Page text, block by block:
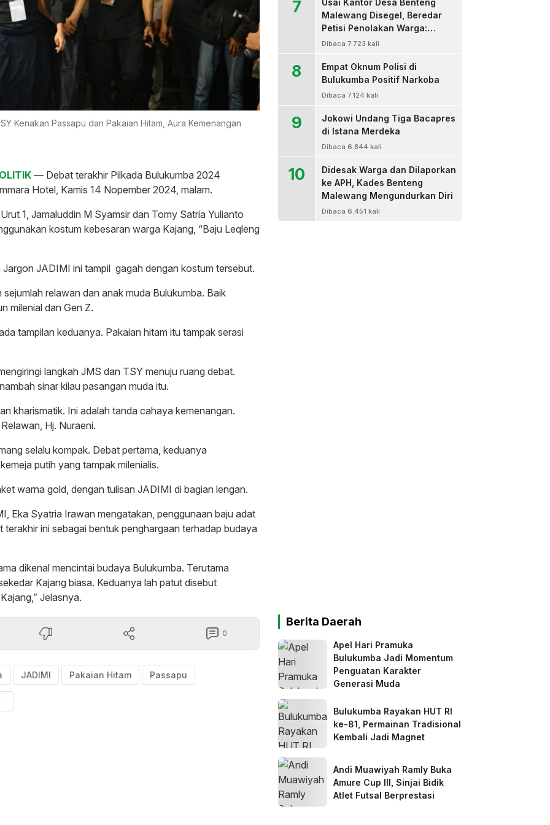
Kenakan Passapu dan Pakaian Hitam, Aura Kemenangan
— Debat terakhir Pilkada Bulukumba 2024
Hotel, Kamis 14 Nopember 2024, malam.
1, Jamaluddin M Syamsir dan Tomy Satria Yulianto
kostum kebesaran warga Kajang, “Baju Leqleng
JADIMI ini tampil gagah dengan kostum tersebut.
relawan dan anak muda Bulukumba. Baik
milenial dan Gen Z.
tampilan keduanya. Pakaian hitam itu tampak serasi
langkah JMS dan TSY menuju ruang debat.
sinar kilau pasangan muda itu.
kharismatik. Ini adalah tanda cahaya kemenangan.
Hj. Nuraeni.
selalu kompak. Debat pertama, keduanya
putih yang tampak milenialis.
warna gold, dengan tulisan JADIMI di bagian lengan.
Eka Syatria Irawan mengatakan, penggunaan baju adat
terakhir ini sebagai bentuk penghargaan terhadap budaya
dikenal mencintai budaya Bulukumba. Terutama
Kajang biasa. Keduanya lah patut disebut
Jelasnya.
0
JADIMI Pakaian Hitam Passapu
7
Usai Kantor Desa Benteng
Malewang Disegel, Beredar
Petisi Penolakan Warga:
Sekretaris Hingga BPD Turut
Dibaca 7.723 kali
8
Empat Oknum Polisi di
Bulukumba Positif Narkoba
Dibaca 7.124 kali
9
Jokowi Undang Tiga Bacapres
di Istana Merdeka
Dibaca 6.844 kali
10
Didesak Warga dan Dilaporkan
ke APH, Kades Benteng
Malewang Mengundurkan Diri
Dibaca 6.451 kali
Berita Daerah
Apel Hari Pramuka
Bulukumba Jadi Momentum
Penguatan Karakter
Generasi Muda
Bulukumba Rayakan HUT RI
ke-81, Permainan Tradisional
Kembali Jadi Magnet
Andi Muawiyah Ramly Buka
Amure Cup III, Sinjai Bidik
Atlet Futsal Berprestasi